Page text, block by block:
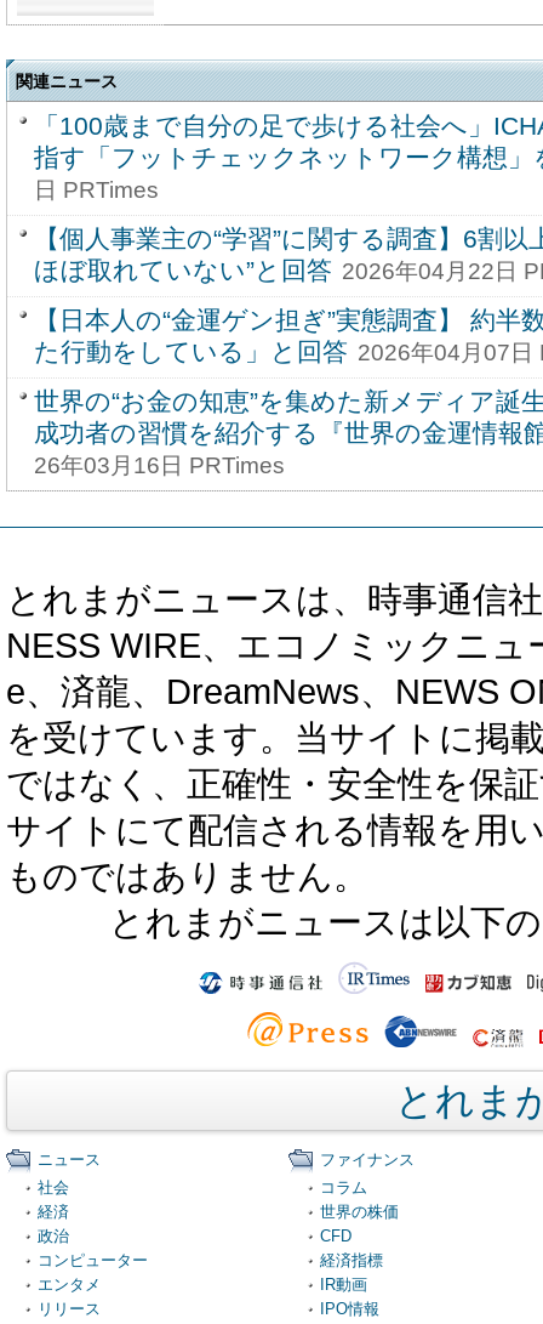
関連ニュース
「100歳まで自分の足で歩ける社会へ」
指す「フットチェックネットワーク構想」
日 PRTimes
【個人事業主の“学習”に関する調査】6割
ほぼ取れていない”と回答 2026年04月22日
【日本人の“金運ゲン担ぎ”実態調査】 約半
た行動をしている」と回答 2026年04月07日
世界の“お金の知恵”を集めた新メディア
成功者の習慣を紹介する『世界の金運情報
26年03月16日 PRTimes
とれまがニュースは、時事通信
NESS WIRE、エコノミックニ
e、済龍、DreamNews、NEWS
を受けています。当サイトに掲
ではなく、正確性・安全性を保
サイトにて配信される情報を用
ものではありません。
とれまがニュースは以下
とれま
ニュース
社会
経済
政治
コンピューター
エンタメ
リリース
ファイナンス
コラム
世界の株価
CFD
経済指標
IR動画
IPO情報